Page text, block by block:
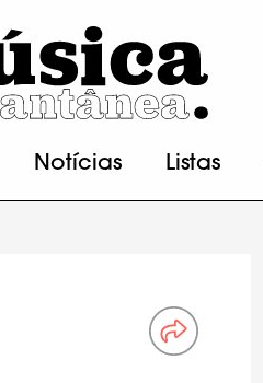
Notícias Listas